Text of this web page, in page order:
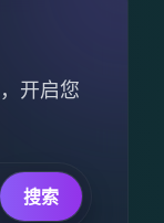
开启您
搜索